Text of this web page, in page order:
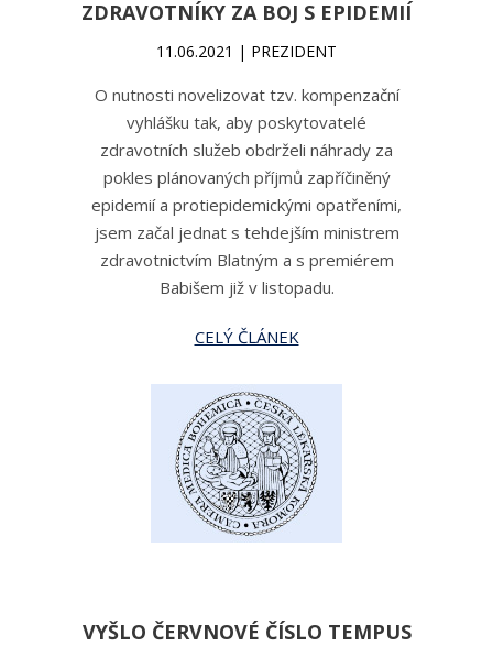
ZDRAVOTNÍKY ZA BOJ S EPIDEMIÍ
11.06.2021 | PREZIDENT
O nutnosti novelizovat tzv. kompenzační
vyhlášku tak, aby poskytovatelé
zdravotních služeb obdrželi náhrady za
pokles plánovaných příjmů zapříčiněný
epidemií a protiepidemickými opatřeními,
jsem začal jednat s tehdejším ministrem
zdravotnictvím Blatným a s premiérem
Babišem již v listopadu.
CELÝ ČLÁNEK
VYŠLO ČERVNOVÉ ČÍSLO TEMPUS